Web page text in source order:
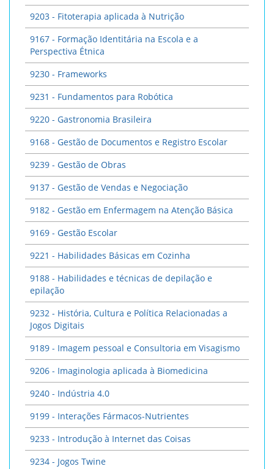
9203 - Fitoterapia aplicada à Nutrição
9167 - Formação Identitária na Escola e a
Perspectiva Étnica
9230 - Frameworks
9231 - Fundamentos para Robótica
9220 - Gastronomia Brasileira
9168 - Gestão de Documentos e Registro Escolar
9239 - Gestão de Obras
9137 - Gestão de Vendas e Negociação
9182 - Gestão em Enfermagem na Atenção Básica
9169 - Gestão Escolar
9221 - Habilidades Básicas em Cozinha
9188 - Habilidades e técnicas de depilação e
epilação
9232 - História, Cultura e Política Relacionadas a
Jogos Digitais
9189 - Imagem pessoal e Consultoria em Visagismo
9206 - Imaginologia aplicada à Biomedicina
9240 - Indústria 4.0
9199 - Interações Fármacos-Nutrientes
9233 - Introdução à Internet das Coisas
9234 - Jogos Twine